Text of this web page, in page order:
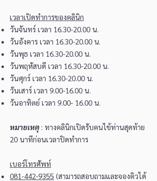
เวลาเปิดทำการของคลินิก
วันจันทร์ เวลา 16.30-20.00 น.
วันอังคาร เวลา 16.30-20.00 น.
วันพุธ เวลา 16.30-20.00 น.
วันพฤหัสบดี เวลา 16.30-20.00 น.
วันศุกร์ เวลา 16.30-20.00 น.
วันเสาร์ เวลา 9.00-16.00 น.
วันอาทิตย์ เวลา 9.00- 16.00 น.
หมายเหตุ : ทางคลินิกเปิดรับคนไข้ท่านสุดท้าย
20 นาทีก่อนเวลาปิดทำการ
เบอร์โทรศัพท์
081-442-9355 (สามารถสอบถามและจองคิวได้